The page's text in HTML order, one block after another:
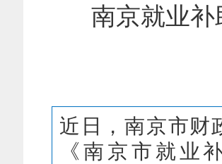
南京就业
近日，南京市财
《南京市就业